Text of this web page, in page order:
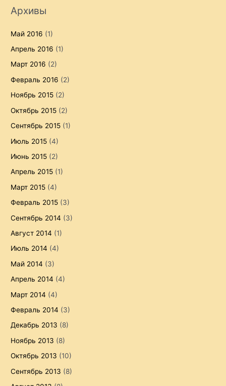
Архивы
Май 2016 (1)
Апрель 2016 (1)
Март 2016 (2)
Февраль 2016 (2)
Ноябрь 2015 (2)
Октябрь 2015 (2)
Сентябрь 2015 (1)
Июль 2015 (4)
Июнь 2015 (2)
Апрель 2015 (1)
Март 2015 (4)
Февраль 2015 (3)
Сентябрь 2014 (3)
Август 2014 (1)
Июль 2014 (4)
Май 2014 (3)
Апрель 2014 (4)
Март 2014 (4)
Февраль 2014 (3)
Декабрь 2013 (8)
Ноябрь 2013 (8)
Октябрь 2013 (10)
Сентябрь 2013 (8)